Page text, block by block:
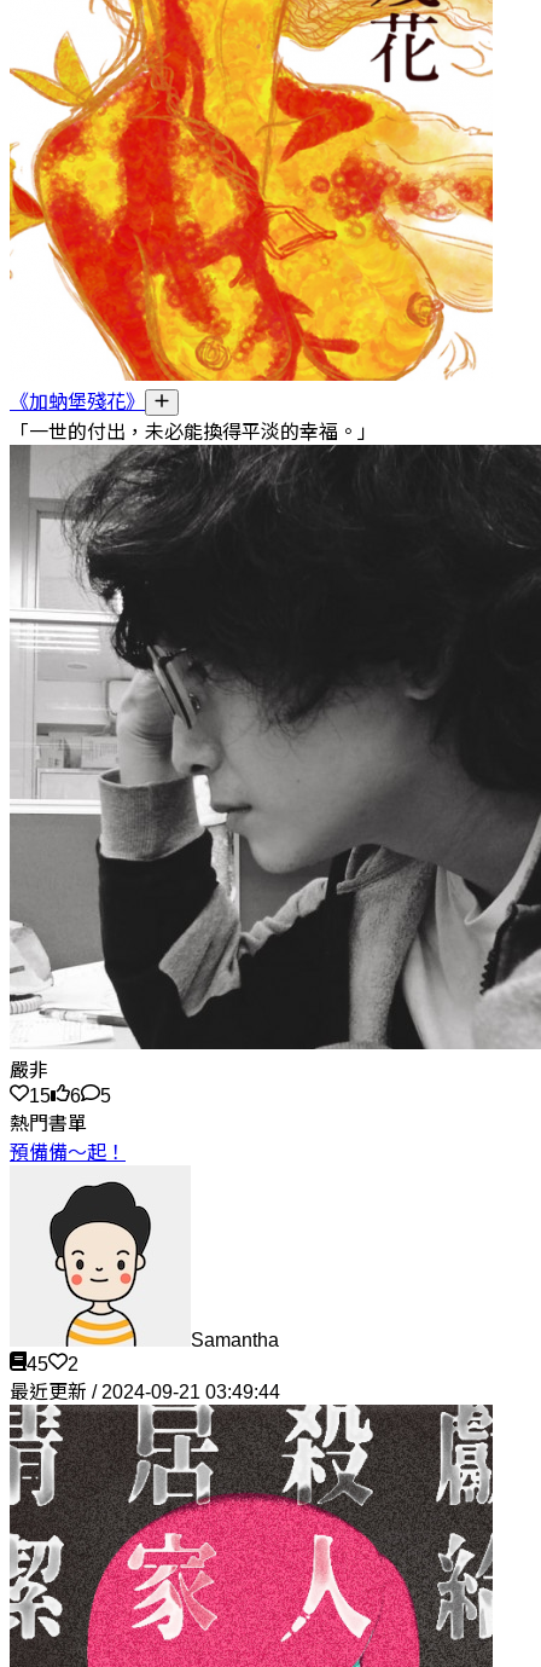
《加蚋堡殘花》
「一世的付出，未必能換得平淡的幸福。」
嚴非
15
6
5
熱門書單
預備備～起！
Samantha
45
2
最近更新 / 2024-09-21 03:49:44